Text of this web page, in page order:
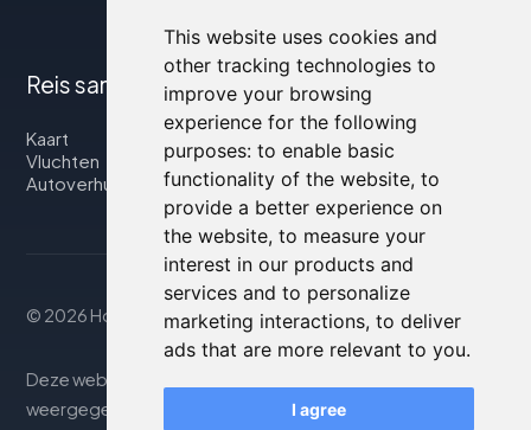
This website uses cookies and
other tracking technologies to
improve your browsing
experience for the following
purposes: to enable basic
functionality of the website, to
provide a better experience on
the website, to measure your
interest in our products and
services and to personalize
marketing interactions, to deliver
ads that are more relevant to you.
I agree
Reis samen met ons
Kaart
Vluchten
Autoverhuur
© 2026 Housity.net
Deze website biedt informatie uitsluitend ter. De
weergegeven informatie kan onnauwkeurig of niet up-to-